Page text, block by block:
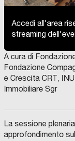
Accedi all'area
streaming
A cura di
Fondazione
e Crescita CRT,
Immobiliare Sgr
La sessione
approfondimento